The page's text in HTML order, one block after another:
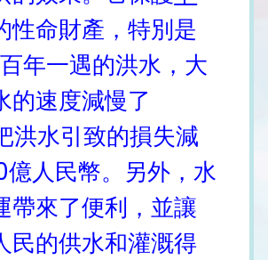
性命財產，特別是
年一遇的洪水，大
的速度減慢了
洪水引致的損失減
人民幣。另外，水
帶來了便利，並讓
民的供水和灌溉得